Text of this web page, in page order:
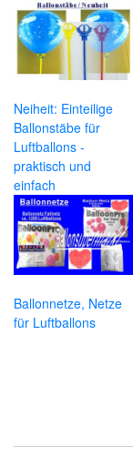
Neiheit: Einteilige
Ballonstäbe für
Luftballons -
praktisch und
einfach
Ballonnetze, Netze
für Luftballons